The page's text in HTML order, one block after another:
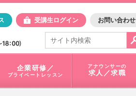
アスク
受講生ログイン お問い合わせ
電話で問合せ：
03-3401-1010
企業研修／
プライベートレッスン
アナウンサーの
求人／求職